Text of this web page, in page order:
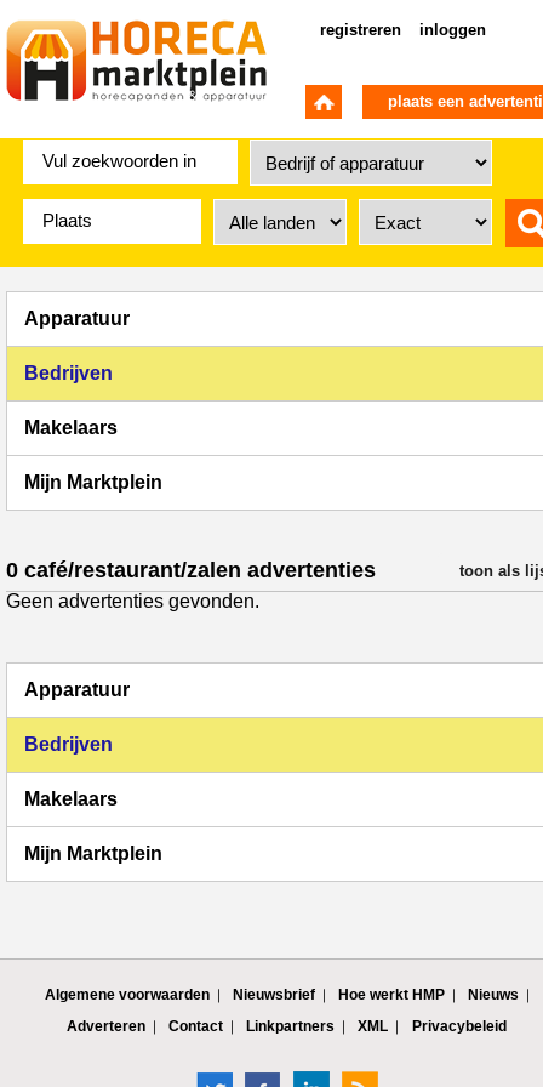
registreren inloggen
plaats een
Apparatuur
Bedrijven
Makelaars
Mijn Marktplein
0 café/restaurant/zalen advertenties verfijn
toon als
Geen advertenties gevonden.
Apparatuur
Bedrijven
Makelaars
Mijn Marktplein
Algemene voorwaarden Nieuwsbrief Hoe werkt HMP
Nieuws
Adverteren
Contact Linkpartners XML Privacybeleid